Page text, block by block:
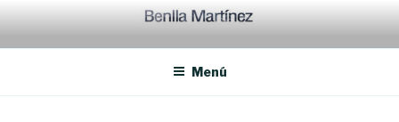
contenido
Menú